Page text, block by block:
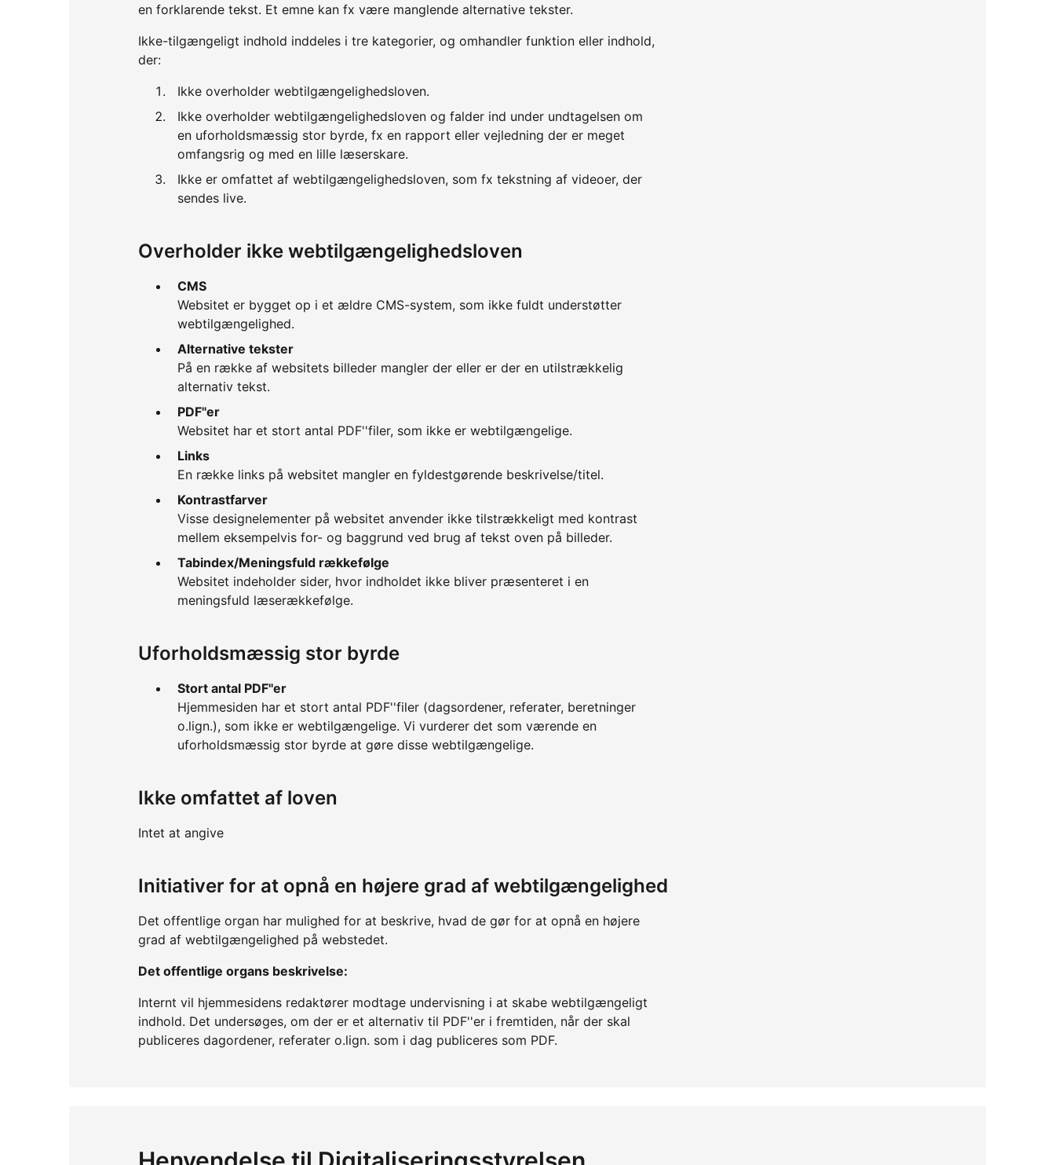
en forklarende tekst. Et emne kan fx være manglende alternative tekster.
Ikke-tilgængeligt indhold inddeles i tre kategorier, og omhandler funktion eller indhold,
der:
Ikke overholder webtilgængelighedsloven.
Ikke overholder webtilgængelighedsloven og falder ind under undtagelsen om
en uforholdsmæssig stor byrde, fx en rapport eller vejledning der er meget
omfangsrig og med en lille læserskare.
Ikke er omfattet af webtilgængelighedsloven, som fx tekstning af videoer, der
sendes live.
Overholder ikke webtilgængelighedsloven
CMS
Websitet er bygget op i et ældre CMS-system, som ikke fuldt understøtter
webtilgængelighed.
Alternative tekster
På en række af websitets billeder mangler der eller er der en utilstrækkelig
alternativ tekst.
PDF''er
Websitet har et stort antal PDF''filer, som ikke er webtilgængelige.
Links
En række links på websitet mangler en fyldestgørende beskrivelse/titel.
Kontrastfarver
Visse designelementer på websitet anvender ikke tilstrækkeligt med kontrast
mellem eksempelvis for- og baggrund ved brug af tekst oven på billeder.
Tabindex/Meningsfuld rækkefølge
Websitet indeholder sider, hvor indholdet ikke bliver præsenteret i en
meningsfuld læserækkefølge.
Uforholdsmæssig stor byrde
Stort antal PDF''er
Hjemmesiden har et stort antal PDF''filer (dagsordener, referater, beretninger
o.lign.), som ikke er webtilgængelige. Vi vurderer det som værende en
uforholdsmæssig stor byrde at gøre disse webtilgængelige.
Ikke omfattet af loven
Intet at angive
Initiativer for at opnå en højere grad af webtilgængelighed
Det offentlige organ har mulighed for at beskrive, hvad de gør for at opnå en højere
grad af webtilgængelighed på webstedet.
Det offentlige organs beskrivelse:
Internt vil hjemmesidens redaktører modtage undervisning i at skabe webtilgængeligt
indhold. Det undersøges, om der er et alternativ til PDF''er i fremtiden, når der skal
publiceres dagordener, referater o.lign. som i dag publiceres som PDF.